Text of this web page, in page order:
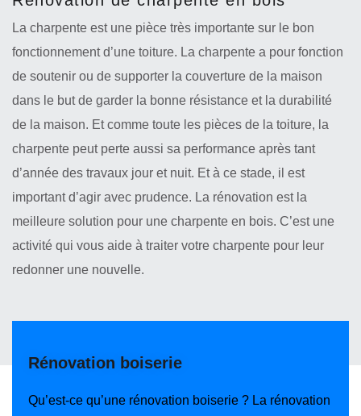
La charpente est une pièce très importante sur le bon
fonctionnement d’une toiture. La charpente a pour fonction
de soutenir ou de supporter la couverture de la maison
dans le but de garder la bonne résistance et la durabilité
de la maison. Et comme toute les pièces de la toiture, la
charpente peut perte aussi sa performance après tant
d’année des travaux jour et nuit. Et à ce stade, il est
important d’agir avec prudence. La rénovation est la
meilleure solution pour une charpente en bois. C’est une
activité qui vous aide à traiter votre charpente pour leur
redonner une nouvelle.
Rénovation boiserie
Qu’est-ce qu’une rénovation boiserie ? La rénovation